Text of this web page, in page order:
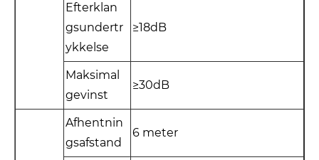
Efterklan
gsundertr
ykkelse
≥18dB
Maksimal
gevinst
≥30dB
Afhentnin
gsafstand
6 meter